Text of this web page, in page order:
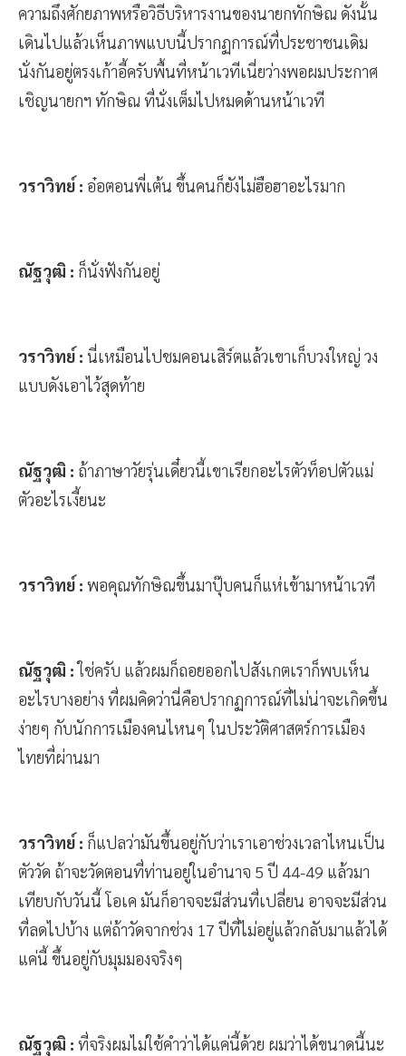
ความถึงศักยภาพหรือวิธีบริหารงานของนายกทักษิณ ดังนั้น
เดินไปแล้วเห็นภาพแบบนี้ปรากฏการณ์ที่ประชาชนเดิม
นั่งกันอยู่ตรงเก้าอี้ครับพื้นที่หน้าเวทีเนี่ยว่างพอผมประกาศ
เชิญนายกฯ ทักษิณ ที่นั่งเต็มไปหมดด้านหน้าเวที
วราวิทย์ : อ๋อตอนพี่เต้น ขึ้นคนก็ยังไม่ฮือฮาอะไรมาก
ณัฐวุฒิ : ก็นั่งฟังกันอยู่
วราวิทย์ : นี่เหมือนไปชมคอนเสิร์ตแล้วเขาเก็บวงใหญ่ วง
แบบดังเอาไว้สุดท้าย
ณัฐวุฒิ : ถ้าภาษาวัยรุ่นเดี๋ยวนี้เขาเรียกอะไรตัวท็อปตัวแม่
ตัวอะไรเงี้ยนะ
วราวิทย์ : พอคุณทักษิณขึ้นมาปุ๊บคนก็แห่เข้ามาหน้าเวที
ณัฐวุฒิ :ใช่ครับ แล้วผมก็ถอยออกไปสังเกตเราก็พบเห็น
อะไรบางอย่าง ที่ผมคิดว่านี่คือปรากฏการณ์ที่ไม่น่าจะเกิดขึ้น
ง่ายๆ กับนักการเมืองคนไหนๆ ในประวัติศาสตร์การเมือง
ไทยที่ผ่านมา
วราวิทย์ : ก็แปลว่ามันขึ้นอยู่กับว่าเราเอาช่วงเวลาไหนเป็น
ตัววัด ถ้าจะวัดตอนที่ท่านอยู่ในอำนาจ 5 ปี 44-49 แล้วมา
เทียบกับวันนี้ โอเค มันก็อาจจะมีส่วนที่เปลี่ยน อาจจะมีส่วน
ที่ลดไปบ้าง แต่ถ้าวัดจากช่วง 17 ปีที่ไม่อยู่แล้วกลับมาแล้วได้
แค่นี้ ขึ้นอยู่กับมุมมองจริงๆ
ณัฐวุฒิ : ที่จริงผมไม่ใช้คำว่าได้แค่นี้ด้วย ผมว่าได้ขนาดนี้นะ